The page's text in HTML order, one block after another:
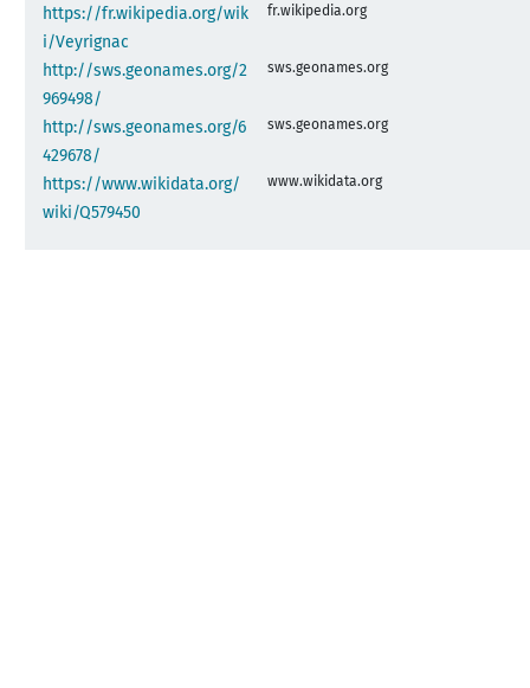
https://fr.wikipedia.org/wik
i/Veyrignac
fr.wikipedia.org
http://sws.geonames.org/2
969498/
sws.geonames.org
http://sws.geonames.org/6
429678/
sws.geonames.org
https://www.wikidata.org/
wiki/Q579450
www.wikidata.org